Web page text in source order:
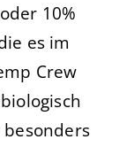
10%
es im
Crew